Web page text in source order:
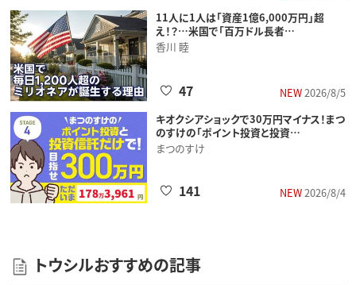
11人に1人は「資産1億6,000万円」超
え！？…米国で「百万ドル長者…
香川 睦
NEW2026/8/5
47
キオクシアショックで30万円マイナス！まつ
のすけの「ポイント投資と投資…
まつのすけ
NEW2026/8/4
141
トウシルおすすめの記事